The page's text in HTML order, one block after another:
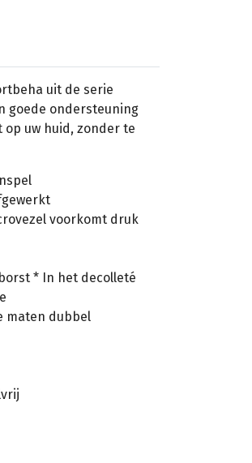
uit de serie
goede ondersteuning
uw huid, zonder te
voorkomt druk
* In het decolleté
maten dubbel